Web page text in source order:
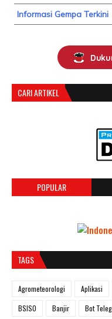
Informasi Gempa Terkini
CARI ARTIKEL
POPULAR
TAGS
Agrometeorologi Aplikasi
BSISO
Banjir Bot